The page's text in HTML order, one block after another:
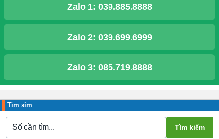
Zalo 1: 039.885.8888
Zalo 2: 039.699.6999
Zalo 3: 085.719.8888
Tìm sim